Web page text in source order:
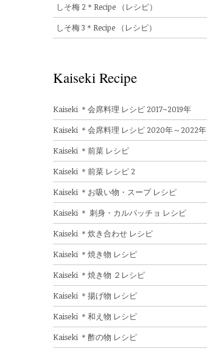
しそ梅 2＊Recipe （レシピ）
しそ梅 3＊Recipe （レシピ）
Kaiseki Recipe
Kaiseki ＊会席料理 レシピ 2017~2019年
Kaiseki ＊会席料理 レシピ 2020年～2022年
Kaiseki ＊前菜 レシピ
Kaiseki ＊前菜 レシピ 2
Kaiseki ＊お吸い物・スープ レシピ
Kaiseki ＊ 刺身・カルパッチョ レシピ
Kaiseki ＊炊き合わせ レシピ
Kaiseki ＊焼き物 レシピ
Kaiseki ＊焼き物 ２レシピ
Kaiseki ＊揚げ物 レシピ
Kaiseki ＊和え物 レシピ
Kaiseki ＊酢の物 レシピ